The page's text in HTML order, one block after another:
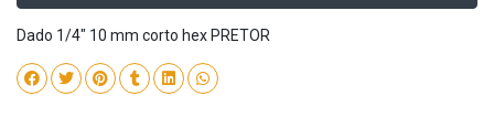
Dado 1/4" 10 mm corto hex PRETOR